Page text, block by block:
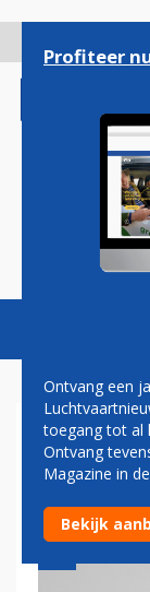
gaan
Magazine
STAR
Profiteer
Ontvang een
toegang tot al
Ontvang
Magazine in
Bekijk